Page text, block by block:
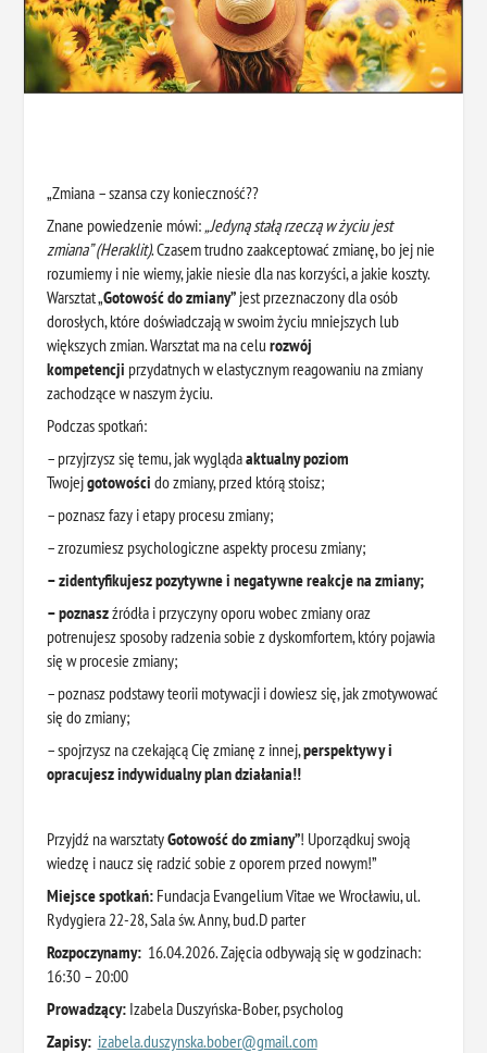
„Zmiana – szansa czy konieczność??
Znane powiedzenie mówi: „Jedyną stałą rzeczą w życiu jest
zmiana” (Heraklit). Czasem trudno zaakceptować zmianę, bo jej nie
rozumiemy i nie wiemy, jakie niesie dla nas korzyści, a jakie koszty.
Warsztat „Gotowość do zmiany”jest przeznaczony dla osób
dorosłych, które doświadczają w swoim życiu mniejszych lub
większych zmian. Warsztat ma na celu rozwój
kompetencji przydatnych w elastycznym reagowaniu na zmiany
zachodzące w naszym życiu.
Podczas spotkań:
– przyjrzysz się temu, jak wyglądaaktualny poziom
Twojejgotowości do zmiany, przed którą stoisz;
– poznasz fazy i etapy procesu zmiany;
– zrozumiesz psychologiczne aspekty procesu zmiany;
– zidentyfikujesz pozytywne i negatywne reakcje na zmiany;
– poznaszźródła i przyczyny oporu wobec zmiany oraz
potrenujesz sposoby radzenia sobie z dyskomfortem, który pojawia
się w procesie zmiany;
– poznasz podstawy teorii motywacji i dowiesz się, jak zmotywować
się do zmiany;
– spojrzysz na czekającą Cię zmianę z innej,perspektywyi
opracujesz indywidualny plan działania!!
Przyjdź na warsztatyGotowość do zmiany”! Uporządkuj swoją
wiedzę i naucz się radzić sobie z oporem przed nowym!”
Miejsce spotkań:Fundacja Evangelium Vitae we Wrocławiu, ul.
Rydygiera 22-28, Sala św. Anny, bud.D parter
Rozpoczynamy:16.04.2026. Zajęcia odbywają się w godzinach:
16:30 – 20:00
Prowadzący: Izabela Duszyńska-Bober, psycholog
Zapisy: izabela.duszynska.bober@gmail.com